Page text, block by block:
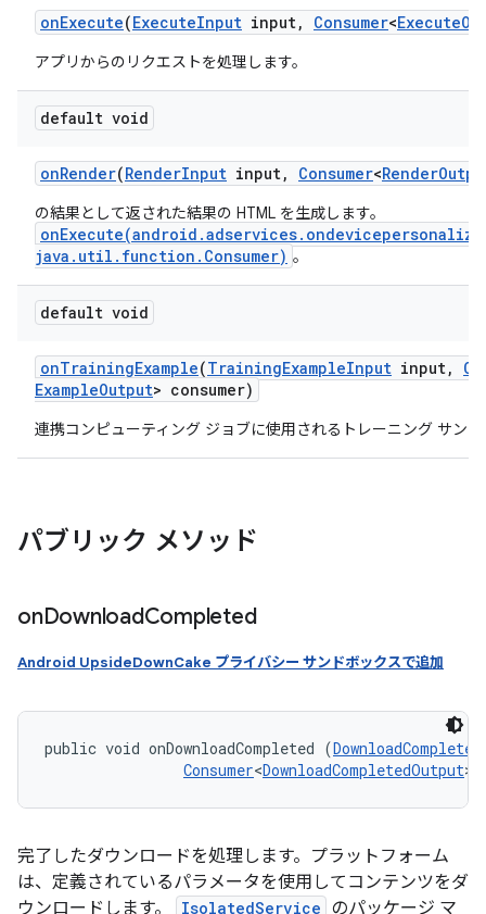
onExecute(ExecuteInput input, Consumer<Execute
アプリからのリクエストを処理します。
default void
onRender(RenderInput input, Consumer<Render
の結果として返された結果の HTML を生成します。
java.util.function.Consumer) 。
default void
onTrainingExample(TrainingExampleInput input,
ExampleOutput> consumer)
連携コンピューティング ジョブに使用されるトレーニング サン
パブリック メソッド
onDownloadCompleted
Android UpsideDownCake プライバシー サンドボックスで追加
public void onDownloadCompleted (
Consumer<DownloadCompletedOutput>
完了したダウンロードを処理します。プラットフォーム
は、定義されているパラメータを使用してコンテンツをダ
ウンロードします。
IsolatedService のパッケージ マ